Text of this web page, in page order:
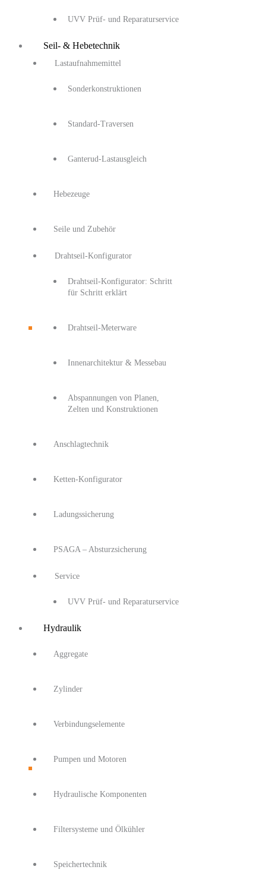
UVV Prüf- und Reparaturservice
Seil- & Hebetechnik
Lastaufnahmemittel
Sonderkonstruktionen
Standard-Traversen
Ganterud-Lastausgleich
Hebezeuge
Seile und Zubehör
Drahtseil-Konfigurator
Drahtseil-Konfigurator: Schritt
für Schritt erklärt
Drahtseil-Meterware
Innenarchitektur & Messebau
Abspannungen von Planen,
Zelten und Konstruktionen
Anschlagtechnik
Ketten-Konfigurator
Ladungssicherung
PSAGA – Absturzsicherung
Service
UVV Prüf- und Reparaturservice
Hydraulik
Aggregate
Zylinder
Verbindungselemente
Pumpen und Motoren
Hydraulische Komponenten
Filtersysteme und Ölkühler
Speichertechnik